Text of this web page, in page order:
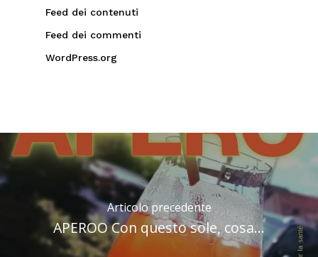
Feed dei contenuti
Feed dei commenti
WordPress.org
Articolo precedente
APEROO Con questo sole, cosa...